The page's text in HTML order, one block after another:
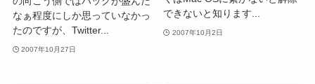
なぁ程度にしか思っていなかっ
たのですが、Twitter...
2007年10月27日
できないと知ります...
2007年10月2日